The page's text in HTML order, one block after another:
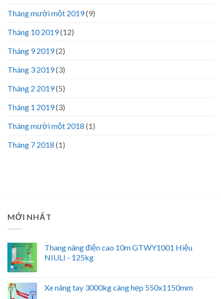
Tháng mười một 2019(9)
Tháng 10 2019(12)
Tháng 9 2019(2)
Tháng 3 2019(3)
Tháng 2 2019(5)
Tháng 1 2019(3)
Tháng mười một 2018 (1)
Tháng 7 2018 (1)
MỚI NHẤT
Thang nâng điện cao 10m GTWY1001 Hiệu
NIULI - 125kg
Xe nâng tay 3000kg càng hẹp 550x1150mm